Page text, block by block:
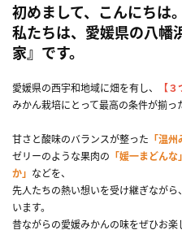
初めまして、こんにちは
私たちは、愛媛県の八幡
家』です。
愛媛県の西宇和地域に畑を有し、 【
みかん栽培にとって最高の条件が揃っ
甘さと酸味のバランスが整った 「温州
ゼリーのような果肉の 「媛一まどんな」
か」 などを、
先人たちの熱い想いを受け継ぎなが
います。
昔ながらの愛媛みかんの味をぜひお楽